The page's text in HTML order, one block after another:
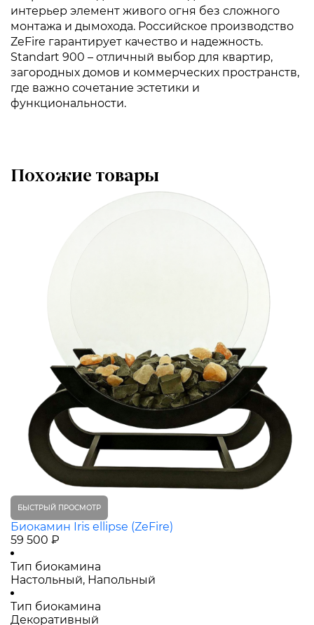
интерьер элемент живого огня без сложного
монтажа и дымохода. Российское производство
ZeFire гарантирует качество и надежность.
Standart 900 – отличный выбор для квартир,
загородных домов и коммерческих пространств,
где важно сочетание эстетики и
функциональности.
Похожие товары
БЫСТРЫЙ ПРОСМОТР
Биокамин Iris ellipse (ZeFire)
59 500 ₽
Тип биокамина
Настольный, Напольный
Тип биокамина
Декоративный